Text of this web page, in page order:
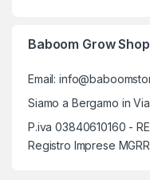
Baboom Grow
Email:
Siamo a Bergamo in
P.iva 03840610160 -
Registro Imprese